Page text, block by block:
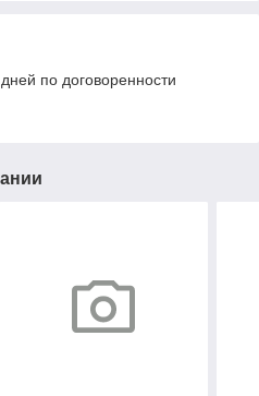
по договоренности